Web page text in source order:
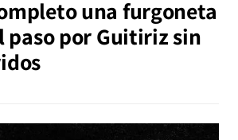
una furgoneta
paso por Guitiriz sin